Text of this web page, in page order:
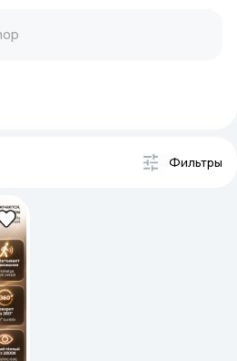
Фильтры